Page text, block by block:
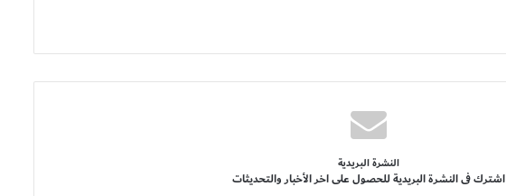
النشرة البريدية
اشترك فى النشرة البريدية للحصول على اخر الأخبار والتحديثات